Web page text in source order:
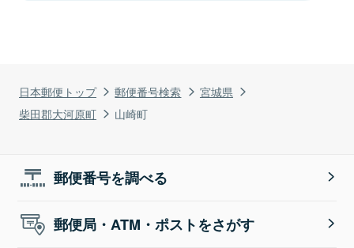
日本郵便トップ 郵便番号検索
宮城県
柴田郡大河原町
山崎町
郵便番号を調べる
郵便局・ATM・ポストをさがす